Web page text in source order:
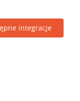
integracje